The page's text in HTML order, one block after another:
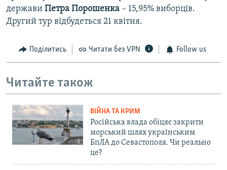
держави Петра Порошенка – 15,95% виборців.
Другий тур відбудеться 21 квітня.​
Поділитись Читати без VPN Follow us
Читайте також
ВІЙНА ТА КРИМ
Російська влада обіцяє закрити
морський шлях українським
БпЛА до Севастополя. Чи реально
це?